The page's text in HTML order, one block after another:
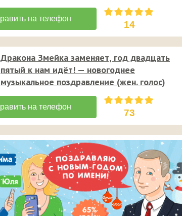
14
Дракона Змейка заменяет, год двадцать
пятый к нам идёт! — новогоднее
музыкальное поздравление (жен. голос)
73